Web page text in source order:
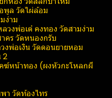
พูล วัดไผ่ล้อม
ง่าม
วงพ่อเต๋ คงทอง วัดสามง่าม
คร วัดหนองกรับ
พ่อเงิน วัดดอนยายหอม
2
ฆ์​หน้า​ทอง​ (ผงหัวกะโหลกผี
า วัดท้องไทร